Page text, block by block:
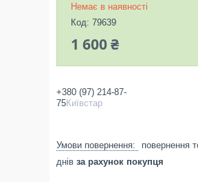
Немає в наявності
Код: 79639
1 600 ₴
+380 (97) 214-87-
75Київстар
повернення
днів за рахунок покупця